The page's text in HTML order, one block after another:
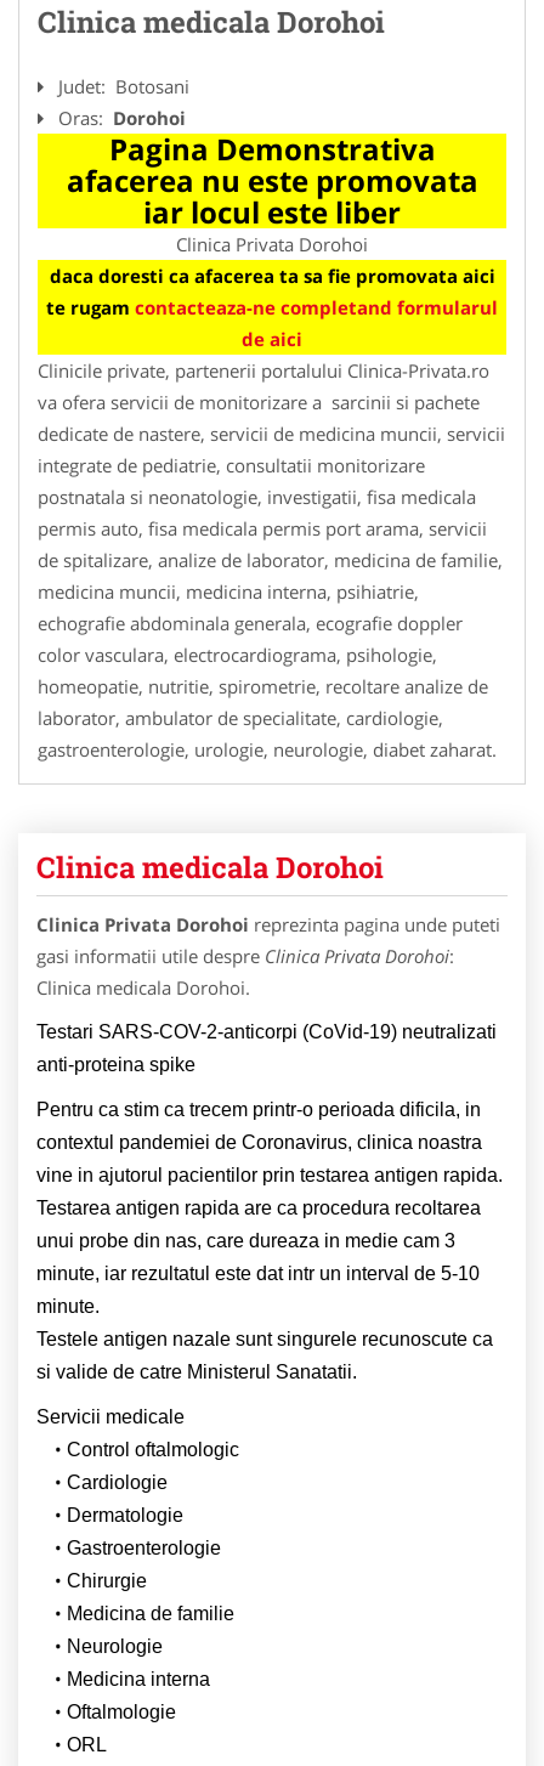
Clinica medicala Dorohoi
Judet: Botosani
Oras: Dorohoi
Pagina Demonstrativa
afacerea nu este promovata
iar locul este liber
Clinica Privata Dorohoi
daca doresti ca afacerea ta sa fie promovata aici
te rugam contacteaza-ne completand formularul
de aici
Clinicile private, partenerii portalului Clinica-Privata.ro
va ofera servicii de monitorizare a sarcinii si pachete
dedicate de nastere, servicii de medicina muncii, servicii
integrate de pediatrie, consultatii monitorizare
postnatala si neonatologie, investigatii, fisa medicala
permis auto, fisa medicala permis port arama, servicii
de spitalizare, analize de laborator, medicina de familie,
medicina muncii, medicina interna, psihiatrie,
echografie abdominala generala, ecografie doppler
color vasculara, electrocardiograma, psihologie,
homeopatie, nutritie, spirometrie, recoltare analize de
laborator, ambulator de specialitate, cardiologie,
gastroenterologie, urologie, neurologie, diabet zaharat.
Clinica medicala Dorohoi
Clinica Privata Dorohoi reprezinta pagina unde puteti
gasi informatii utile despre Clinica Privata Dorohoi:
Clinica medicala Dorohoi.
Testari SARS-COV-2-anticorpi (CoVid-19) neutralizati
anti-proteina spike
Pentru ca stim ca trecem printr-o perioada dificila, in
contextul pandemiei de Coronavirus, clinica noastra
vine in ajutorul pacientilor prin testarea antigen rapida.
Testarea antigen rapida are ca procedura recoltarea
unui probe din nas, care dureaza in medie cam 3
minute, iar rezultatul este dat intr un interval de 5-10
minute.
Testele antigen nazale sunt singurele recunoscute ca
si valide de catre Ministerul Sanatatii.
Servicii medicale
Control oftalmologic
Cardiologie
Dermatologie
Gastroenterologie
Chirurgie
Medicina de familie
Neurologie
Medicina interna
Oftalmologie
ORL